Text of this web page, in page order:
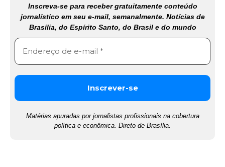
Inscreva-se para receber gratuitamente conteúdo
jornalístico em seu e-mail, semanalmente. Notícias de
Brasília, do Espírito Santo, do Brasil e do mundo
Matérias apuradas por jornalistas profissionais na cobertura
política e econômica. Direto de Brasília.